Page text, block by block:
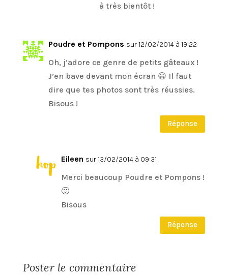
à très bientôt !
Poudre et Pompons sur 12/02/2014 à 19:22
Oh, j’adore ce genre de petits gâteaux !
J’en bave devant mon écran 😀 Il faut
dire que tes photos sont très réussies.
Bisous !
Réponse
Eileen sur 13/02/2014 à 09:31
Merci beaucoup Poudre et Pompons !
🙂
Bisous
Réponse
Poster le commentaire